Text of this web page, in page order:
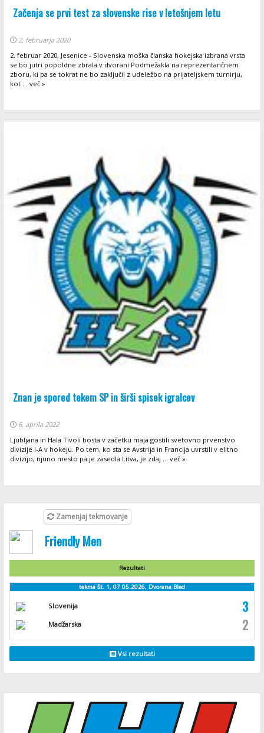
Začenja se prvi test za slovenske rise v letošnjem letu
2. februarja 2020
2. februar 2020, Jesenice - Slovenska moška članska hokejska izbrana vrsta
se bo jutri popoldne zbrala v dvorani Podmežakla na reprezentančnem
zboru, ki pa se tokrat ne bo zaključil z udeležbo na prijateljskem turnirju,
kot ... več »
Znan je spored tekem SP in širši spisek igralcev
6. aprila 2022
Ljubljana in Hala Tivoli bosta v začetku maja gostili svetovno prvenstvo
divizije I-A v hokeju. Po tem, ko sta se Avstrija in Francija uvrstili v elitno
divizijo, njuno mesto pa je zasedla Litva, je zdaj ... več »
Zamenjaj tekmovanje
Friendly Men
Rezultati
tekma št. 1, 07.05.2026, Dvorana Bled
Slovenija 3
Madžarska 2
Vsi rezultati